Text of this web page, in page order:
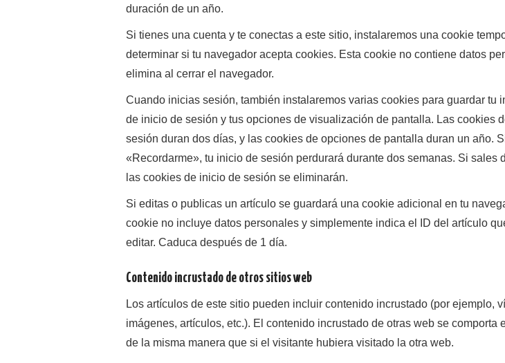
duración de un año.
Si tienes una cuenta y te conectas a este sitio, instalaremos una cookie
determinar si tu navegador acepta cookies. Esta cookie no contiene datos
elimina al cerrar el navegador.
Cuando inicias sesión, también instalaremos varias cookies para guardar tu
de inicio de sesión y tus opciones de visualización de pantalla. Las cookies
sesión duran dos días, y las cookies de opciones de pantalla duran un año.
«Recordarme», tu inicio de sesión perdurará durante dos semanas. Si sales
las cookies de inicio de sesión se eliminarán.
Si editas o publicas un artículo se guardará una cookie adicional en tu
cookie no incluye datos personales y simplemente indica el ID del artículo
editar. Caduca después de 1 día.
Contenido incrustado de otros sitios web
Los artículos de este sitio pueden incluir contenido incrustado (por ejemplo,
imágenes, artículos, etc.). El contenido incrustado de otras web se comporta
de la misma manera que si el visitante hubiera visitado la otra web.